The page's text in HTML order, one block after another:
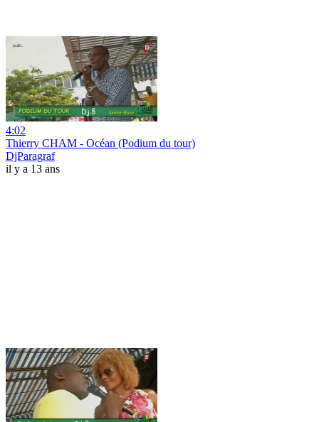
4:02
Thierry CHAM - Océan (Podium du tour)
DjParagraf
il y a 13 ans